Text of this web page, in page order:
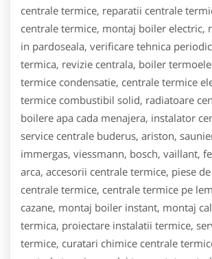
centrale termice, reparatii centrale
centrale termice, montaj boiler electric,
in pardoseala, verificare tehnica
termica, revizie centrala, boiler
termice condensatie, centrale termice
termice combustibil solid, radiatoare
boilere apa cada menajera, instalator
service centrale buderus, ariston,
immergas, viessmann, bosch, vaillant,
arca, accesorii centrale termice, piese
centrale termice, centrale termice pe
cazane, montaj boiler instant, montaj
termica, proiectare instalatii termice,
termice, curatari chimice centrale